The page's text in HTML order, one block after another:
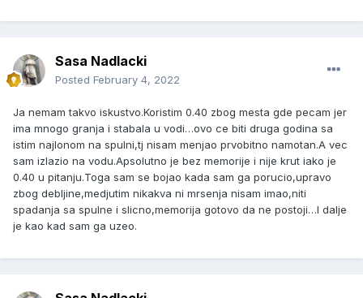
Sasa Nadlacki
Posted February 4, 2022
Ja nemam takvo iskustvo.Koristim 0.40 zbog mesta gde pecam jer
ima mnogo granja i stabala u vodi…ovo ce biti druga godina sa
istim najlonom na spulni,tj nisam menjao prvobitno namotan.A vec
sam izlazio na vodu.Apsolutno je bez memorije i nije krut iako je
0.40 u pitanju.Toga sam se bojao kada sam ga porucio,upravo
zbog debljine,medjutim nikakva ni mrsenja nisam imao,niti
spadanja sa spulne i slicno,memorija gotovo da ne postoji…I dalje
je kao kad sam ga uzeo.